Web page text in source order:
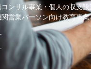
ンサル事業・個人の収支
営業パーソン向け教育事